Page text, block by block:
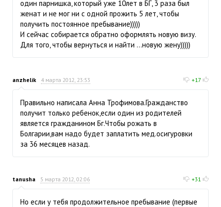
один парнишка, который уже 10лет в БГ, 3 раза был
женат и не мог ни с одной прожить 5 лет, чтобы
получить постоянное пребывание)))))
И сейчас собирается обратно оформлять новую визу.
Для того, чтобы вернуться и найти ...новую жену)))))
anzhelik 4 марта 2012, 23:53 +17
Правильно написала Анна Трофимова.Гражданство
получит только ребенок,если один из родителей
является гражданином Бг.Чтобы рожать в
Болгарии,вам надо будет заплатить мед.осигуровки
за 36 месяцев назад.
tanusha 5 марта 2012, 02:06 +31
Но если у тебя продолжительное пребывание (первые